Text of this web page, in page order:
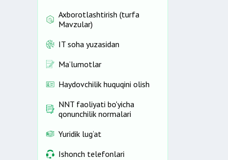
Axborotlashtirish (turfa
Mavzular)
IT soha yuzasidan
Ma’lumotlar
Haydovchilik huquqini olish
NNT faoliyati bo'yicha
qonunchilik normalari
Yuridik lug‘at
Ishonch telefonlari